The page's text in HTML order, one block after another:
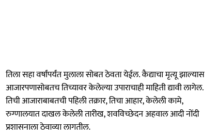
तिला सहा वर्षांपर्यंत मुलाला सोबत ठेवता येईल. कैद्याचा मृत्यू झाल्यास
आजारपणासोबतच तिच्यावर केलेल्या उपाराचाही माहिती द्यावी लागेल.
तिची आजाराबाबतची पहिली तक्रार, तिचा आहार, केलेली कामे,
रुग्णालयात दाखल केलेली तारीख, शवविच्छेदन अहवाल आदी नोंदी
प्रशासनाला ठेवाव्या लागतील.